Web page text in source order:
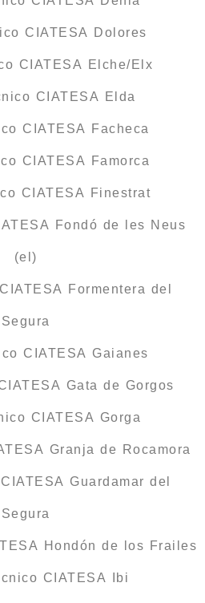
CIATESA Dolores
CIATESA Elche/Elx
CIATESA Elda
CIATESA Facheca
CIATESA Famorca
CIATESA Finestrat
Fondó de les Neus
(el)
Formentera del
Segura
CIATESA Gaianes
Gata de Gorgos
CIATESA Gorga
Granja de Rocamora
Guardamar del
Segura
Hondón de los Frailes
CIATESA Ibi